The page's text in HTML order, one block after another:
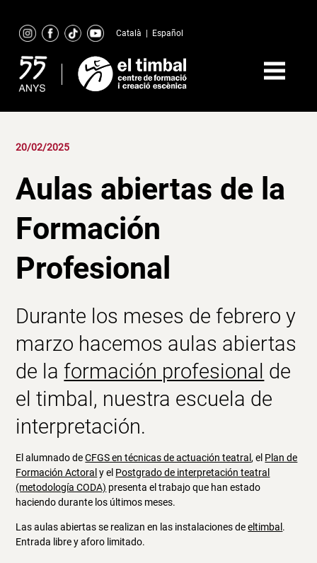
content
Català Español
20/02/2025
Aulas abiertas de la
Formación
Profesional
Durante los meses de febrero y
marzo hacemos aulas abiertas
de laformación profesional de
el timbal, nuestra escuela de
interpretación.
El alumnado deCFGS en técnicas de actuación teatral , el Plan de
Formación Actoral y el Postgrado de interpretación teatral
(metodología CODA) presenta el trabajo que han estado
haciendo durante los últimos meses.
Las aulas abiertas se realizan en las instalaciones deeltimbal .
Entrada libre y aforo limitado.